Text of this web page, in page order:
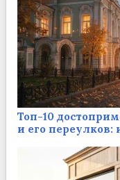
Топ-10
и его